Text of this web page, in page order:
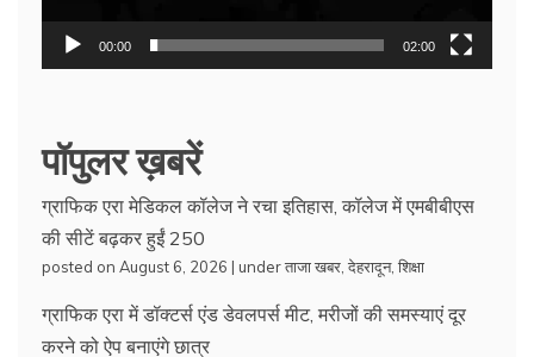
00:00 02:00
पॉपुलर ख़बरें
ग्राफिक एरा मेडिकल कॉलेज ने रचा इतिहास, कॉलेज में एमबीबीएस
की सीटें बढ़कर हुईं 250
posted on August 6, 2026 | underताजा खबर देहरादून, शिक्षा
ग्राफिक एरा में डॉक्टर्स एंड डेवलपर्स मीट, मरीजों की समस्याएं दूर
करने को ऐप बनाएंगे छात्र